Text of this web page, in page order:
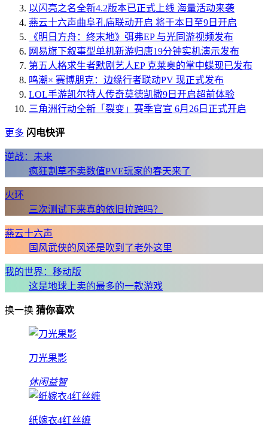
以闪亮之名全新4.2版本已正式上线 海量活动来袭
燕云十六声曲阜孔庙联动开启 将于本日至9日开启
《明日方舟：终末地》弭弗EP 与光同游视频发布
网易旗下叙事型单机新游归唐19分钟实机演示发布
第五人格求生者默剧艺人EP 克莱奥的掌中蝶现已发布
鸣潮× 赛博朋克：边缘行者联动PV 现正式发布
LOL手游凯尔特人传奇莫德凯撒9日开启超前体验
三角洲行动全新「裂变」赛季官宣 6月26日正式开启
更多 闪电快评
逆战：未来
疯狂割草不卖数值PVE玩家的春天来了
火环
三次测试下来真的依旧拉跨吗？
燕云十六声
国风武侠的风还是吹到了老外这里
我的世界：移动版
这是地球上卖的最多的一款游戏
换一换 猜你喜欢
刀光果影
休闲益智
纸嫁衣4红丝缠